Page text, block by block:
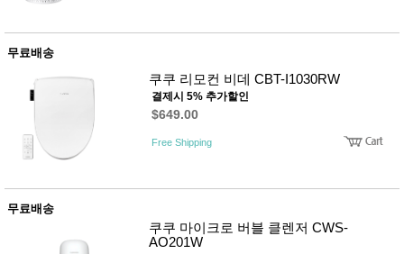
무료배송
쿠쿠 리모컨 비데 CBT-I1030RW
결제시 5% 추가할인
$649.00
Free Shipping
무료배송
쿠쿠 마이크로 버블 클렌저 CWS-
AO201W